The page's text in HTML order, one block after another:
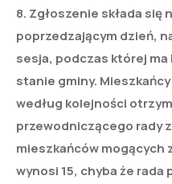
8. Zgłoszenie składa się
poprzedzającym dzień,
sesja, podczas której
stanie gminy.
według kolejności
przewodniczącego rady
mieszkańców mogących
wynosi 15, chyba że